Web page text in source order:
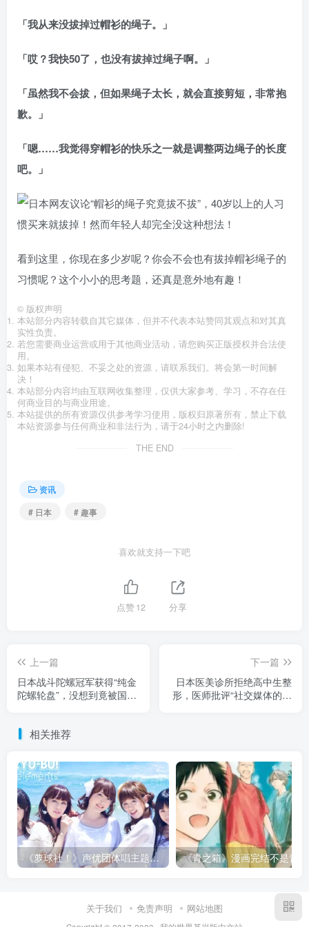
「我从来没拔掉过帽衫的绳子。」
「哎？我快50了，也没有拔掉过绳子啊。」
「虽然我不会拔，但如果绳子太长，就会直接剪短，非常抱
歉。」
「嗯……我觉得穿帽衫的快乐之一就是调整两边绳子的长度
吧。」
看到这里，你现在多少岁呢？你会不会也有拔掉帽衫绳子的
习惯呢？这个小小的思考题，还真是意外地有趣！
© 版权声明
本站部分内容转载自其它媒体，但并不代表本站赞同其观点和对其真
实性负责。
若您需要商业运营或用于其他商业活动，请您购买正版授权并合法使
用。
如果本站有侵犯、不妥之处的资源，请联系我们。将会第一时间解
决！
本站部分内容均由互联网收集整理，仅供大家参考、学习，不存在任
何商业目的与商业用途。
本站提供的所有资源仅供参考学习使用，版权归原著所有，禁止下载
本站资源参与任何商业和非法行为，请于24小时之内删除!
THE END
资讯
# 日本
# 趣事
喜欢就支持一下吧
点赞12 分享
上一篇
日本战斗陀螺冠军获得“纯金
陀螺轮盘”，没想到竟被国税
赛！
下一篇
日本医美诊所拒绝高中生整
形，医师批评“社交媒体的阴
相关推荐
《萝球社！》声优团体唱主题曲竟快消失了？别把青春怀念变成逼声优继续当偶像的压力！
关于我们 免责声明 网站地图